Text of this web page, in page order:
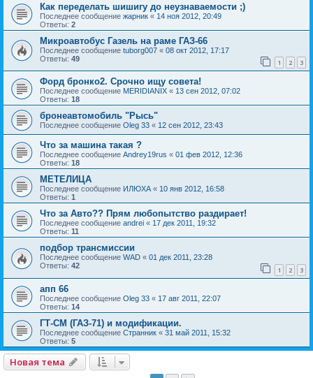
Как переделать шишигу до неузнаваемости ;)
Последнее сообщение жарник « 14 ноя 2012, 20:49
Ответы: 2
Микроавтобус Газель на раме ГАЗ-66
Последнее сообщение tuborg007 « 08 окт 2012, 17:17
Ответы: 49 1 2 3
Форд бронко2. Срочно ищу совета!
Последнее сообщение MERIDIANIX « 13 сен 2012, 07:02
Ответы: 18
бронеавтомобиль "Рысь"
Последнее сообщение Oleg 33 « 12 сен 2012, 23:43
Что за машина такая ?
Последнее сообщение Andrey19rus « 01 фев 2012, 12:36
Ответы: 18
МЕТЕЛИЦА
Последнее сообщение ИЛЮХА « 10 янв 2012, 16:58
Ответы: 1
Что за Авто?? Прям любопытство раздирает!
Последнее сообщение andrei « 17 дек 2011, 19:32
Ответы: 11
подбор трансмиссии
Последнее сообщение WAD « 01 дек 2011, 23:28
Ответы: 42 1 2 3
апп 66
Последнее сообщение Oleg 33 « 17 авг 2011, 22:07
Ответы: 14
ГТ-СМ (ГАЗ-71) и модификации.
Последнее сообщение Странник « 31 май 2011, 15:32
Ответы: 5
Новая тема